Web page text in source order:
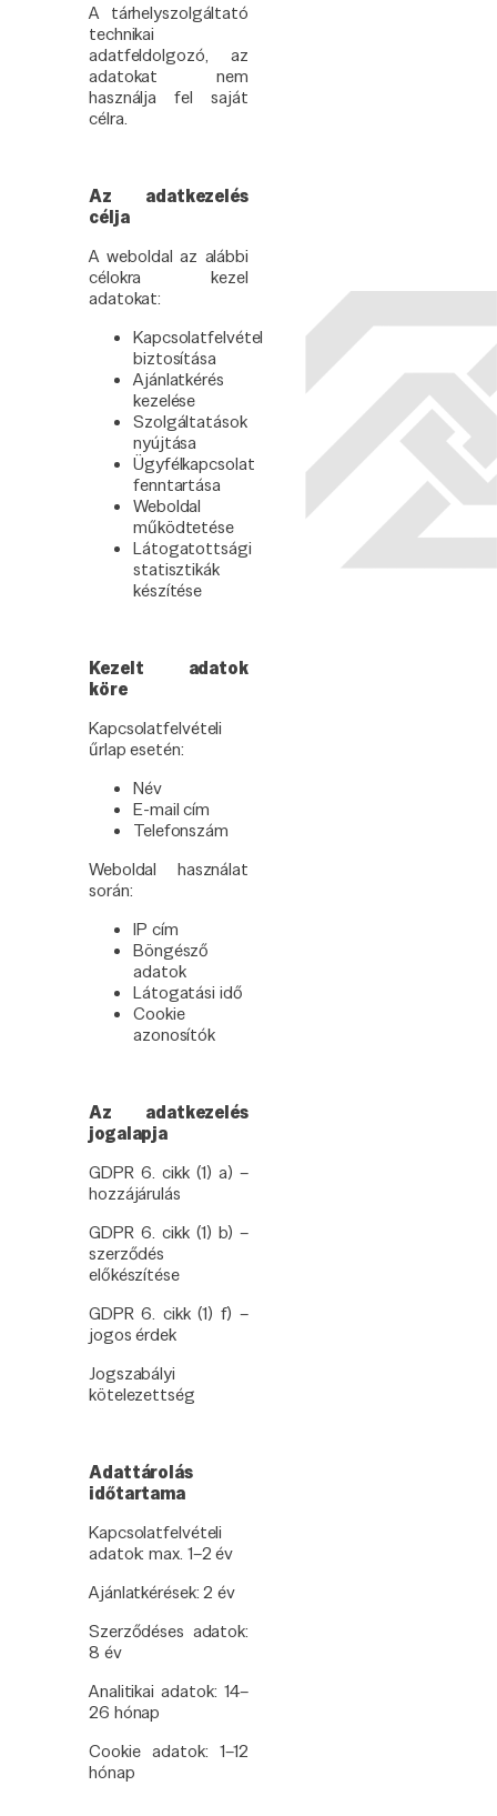
A tárhelyszolgáltató
technikai
adatfeldolgozó, az
adatokat nem
használja fel saját
célra.
Az adatkezelés
célja
A weboldal az alábbi
célokra kezel
adatokat:
Kapcsolatfelvétel
biztosítása
Ajánlatkérés
kezelése
Szolgáltatások
nyújtása
Ügyfélkapcsolat
fenntartása
Weboldal
működtetése
Látogatottsági
statisztikák
készítése
Kezelt adatok
köre
Kapcsolatfelvételi
űrlap esetén:
Név
E-mail cím
Telefonszám
Weboldal használat
során:
IP cím
Böngésző
adatok
Látogatási idő
Cookie
azonosítók
Az adatkezelés
jogalapja
GDPR 6. cikk (1) a) –
hozzájárulás
GDPR 6. cikk (1) b) –
szerződés
előkészítése
GDPR 6. cikk (1) f) –
jogos érdek
Jogszabályi
kötelezettség
Adattárolás
időtartama
Kapcsolatfelvételi
adatok: max. 1–2 év
Ajánlatkérések: 2 év
Szerződéses adatok:
8 év
Analitikai adatok: 14–
26 hónap
Cookie adatok: 1–12
hónap